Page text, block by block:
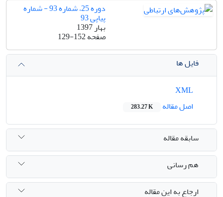
دوره 25، شماره 93 - شماره
پیاپی 93
بهار 1397
صفحه129-152
فایل ها
اصل مقاله
283.27 K
سابقه مقاله
هم رسانی
ارجاع به این مقاله